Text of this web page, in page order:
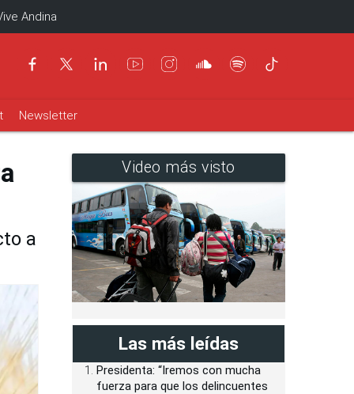
Andina
Newsletter
a
Video más visto
Las más leídas
Presidenta: “Iremos con mucha
fuerza para que los delincuentes